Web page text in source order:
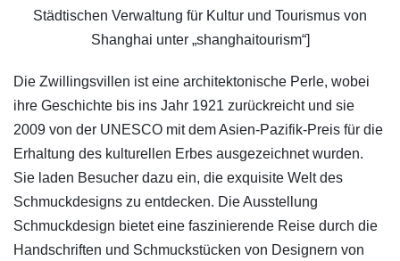
Städtischen Verwaltung für Kultur und Tourismus von
Shanghai unter „shanghaitourism“]
Die Zwillingsvillen ist eine architektonische Perle, wobei
ihre Geschichte bis ins Jahr 1921 zurückreicht und sie
2009 von der UNESCO mit dem Asien-Pazifik-Preis für die
Erhaltung des kulturellen Erbes ausgezeichnet wurden.
Sie laden Besucher dazu ein, die exquisite Welt des
Schmuckdesigns zu entdecken. Die Ausstellung
Schmuckdesign bietet eine faszinierende Reise durch die
Handschriften und Schmuckstücken von Designern von